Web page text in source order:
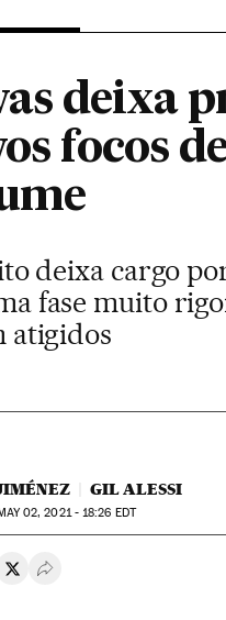
deixa
focos
deixa cargo
fase muito
atigidos
GIL ALESSI
02, 2021 - 18:26 EDT
en Whatsapp
en Facebook
Compartir en Twitter
Desplegar Redes